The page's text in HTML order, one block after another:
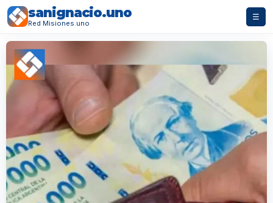
sanignacio.uno
Red Misiones.uno
☰